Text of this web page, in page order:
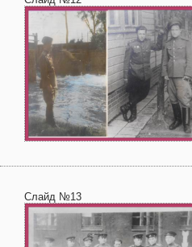
Слайд №13